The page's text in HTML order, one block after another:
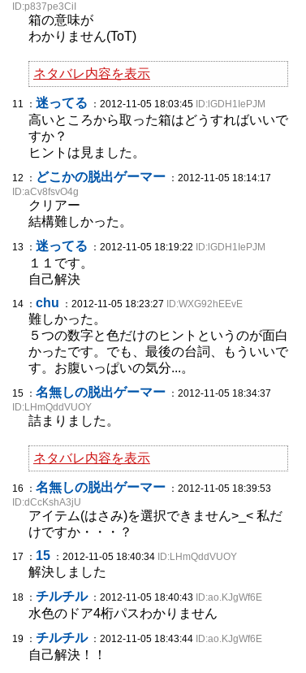
ID:p837pe3CiI
箱の意味が
わかりません(ToT)
ネタバレ内容を表示
11 ： 迷ってる ：2012-11-05 18:03:45 ID:lGDH1IePJM
高いところから取った箱はどうすればいいで
すか？
ヒントは見ました。
12 ： どこかの脱出ゲーマー ：2012-11-05 18:14:17
ID:aCv8fsvO4g
クリアー
結構難しかった。
13 ： 迷ってる ：2012-11-05 18:19:22 ID:lGDH1IePJM
１１です。
自己解決
14 ： chu ：2012-11-05 18:23:27 ID:WXG92hEEvE
難しかった。
５つの数字と色だけのヒントというのが面白
かったです。でも、最後の台詞、もういいで
す。お腹いっぱいの気分...。
15 ： 名無しの脱出ゲーマー ：2012-11-05 18:34:37
ID:LHmQddVUOY
詰まりました。
ネタバレ内容を表示
16 ： 名無しの脱出ゲーマー ：2012-11-05 18:39:53
ID:dCcKshA3jU
アイテム(はさみ)を選択できません>_< 私だ
けですか・・・？
17 ： 15 ：2012-11-05 18:40:34 ID:LHmQddVUOY
解決しました
18 ： チルチル：2012-11-05 18:40:43 ID:ao.KJgWf6E
水色のドア4桁パスわかりません
19 ： チルチル：2012-11-05 18:43:44 ID:ao.KJgWf6E
自己解決！！